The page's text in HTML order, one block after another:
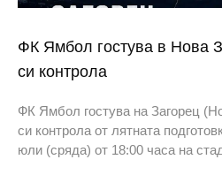
ФК Ямбол гостува в Нова
си контрола
ФК Ямбол гостува на Загорец
си контрола от лятната
юли (сряда) от 18:00 часа на